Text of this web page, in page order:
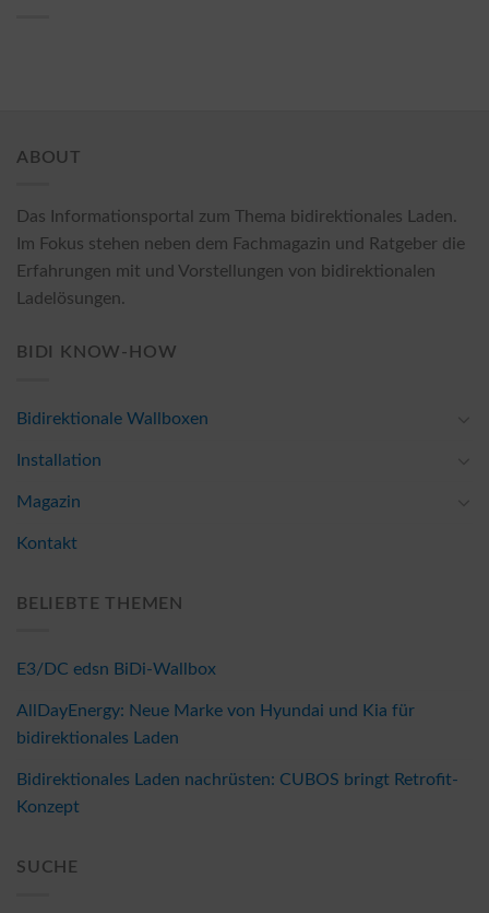
ABOUT
Das Informationsportal zum Thema bidirektionales Laden.
Im Fokus stehen neben dem Fachmagazin und Ratgeber die
Erfahrungen mit und Vorstellungen von bidirektionalen
Ladelösungen.
BIDI KNOW-HOW
Bidirektionale Wallboxen
Installation
Magazin
Kontakt
BELIEBTE THEMEN
E3/DC edsn BiDi-Wallbox
AllDayEnergy: Neue Marke von Hyundai und Kia für
bidirektionales Laden
Bidirektionales Laden nachrüsten: CUBOS bringt Retrofit-
Konzept
SUCHE